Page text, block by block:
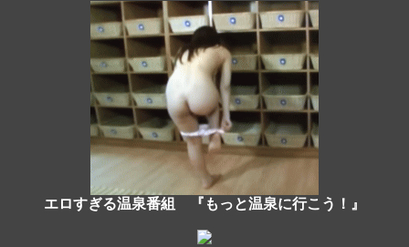
エロすぎる温泉番組 『もっと温泉に行こう！』